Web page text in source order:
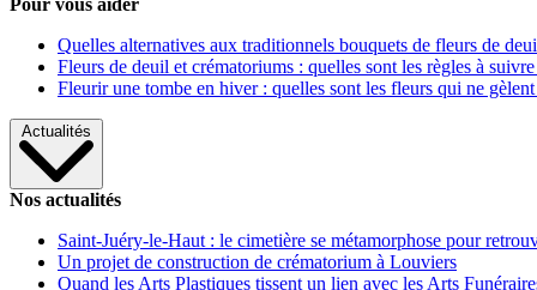
Pour vous aider
Quelles alternatives aux traditionnels bouquets de fleurs de
Fleurs de deuil et crématoriums : quelles sont les règles à
Fleurir une tombe en hiver : quelles sont les fleurs qui ne gèlent
Actualités
Nos actualités
Saint-Juéry-le-Haut : le cimetière se métamorphose pour
Un projet de construction de crématorium à Louviers
Quand les Arts Plastiques tissent un lien avec les Arts